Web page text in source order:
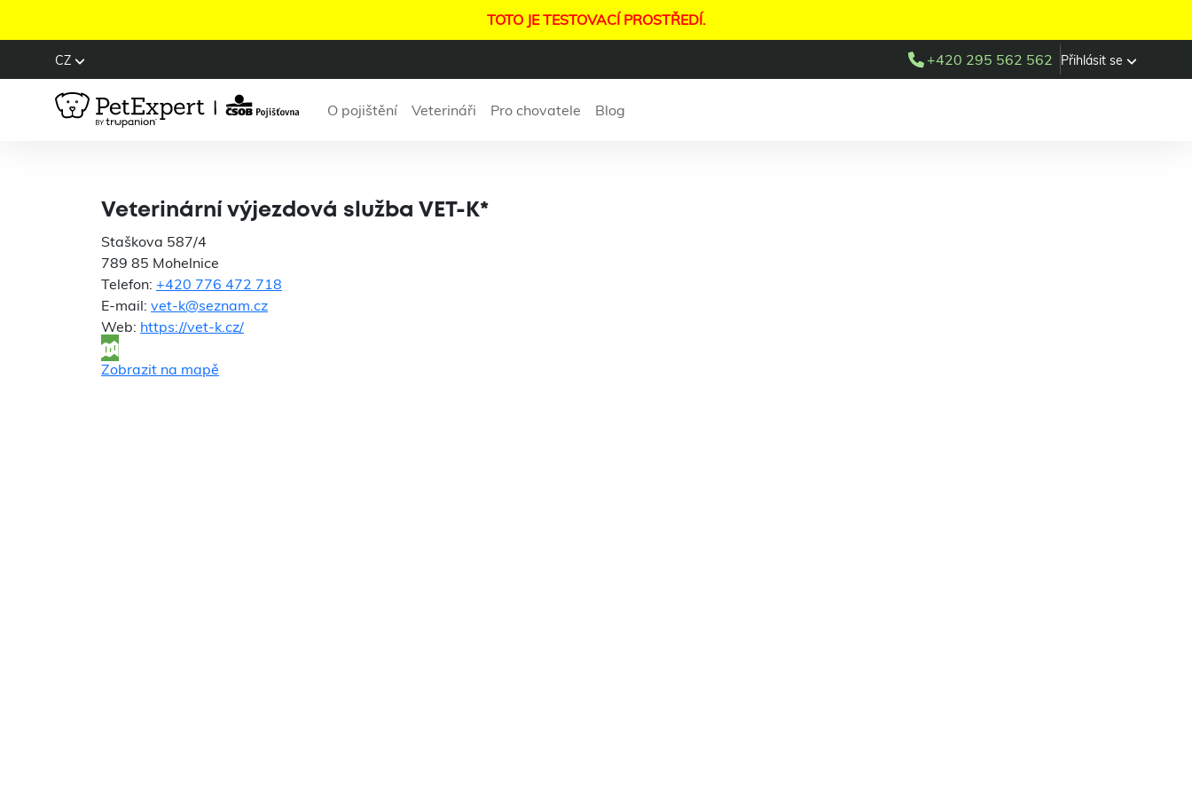
TOTO JE TESTOVACÍ PROSTŘEDÍ.
CZ +420 295 562 562 Přihlásit se
O pojištění Veterináři Pro chovatele Blog
Veterinární výjezdová služba VET-K*
Staškova 587/4
789 85 Mohelnice
Telefon: +420 776 472 718
E-mail: vet-k@seznam.cz
Web: https://vet-k.cz/
Zobrazit na mapě